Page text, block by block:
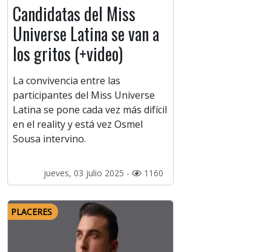
Candidatas del Miss
Universe Latina se van a
los gritos (+video)
La convivencia entre las
participantes del Miss Universe
Latina se pone cada vez más difícil
en el reality y está vez Osmel
Sousa intervino.
jueves, 03 julio 2025 - 1160
PLACERES